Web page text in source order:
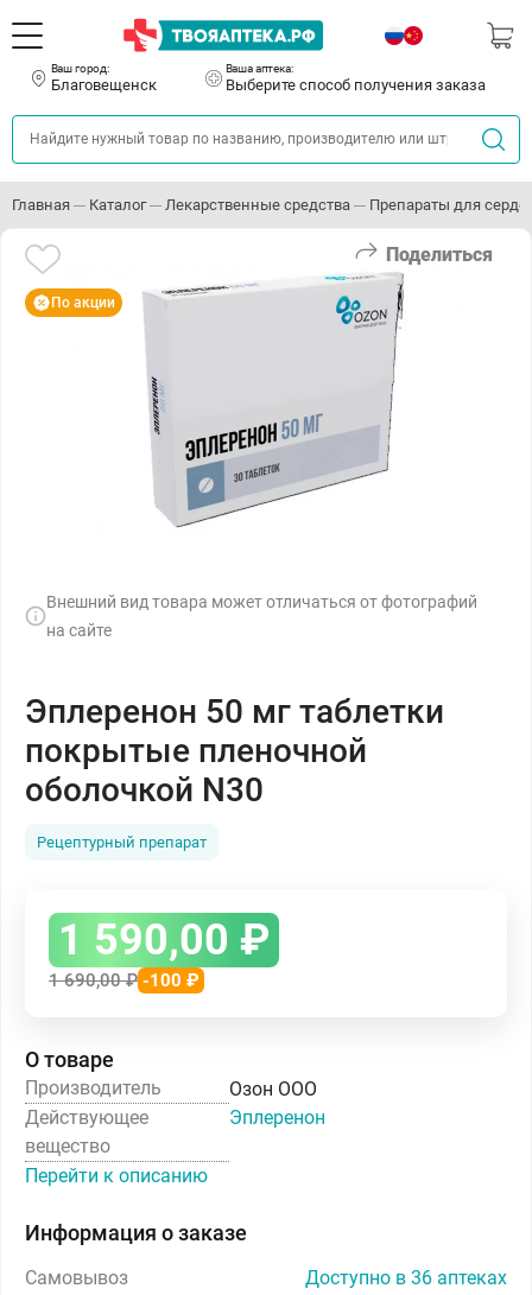
Ваш город:
Благовещенск
Ваша аптека:
Выберите способ получения заказа
Главная Каталог Лекарственные средства Препараты для
Поделиться
По акции
Внешний вид товара может отличаться от фотографий
на сайте
Эплеренон 50 мг таблетки
покрытые пленочной
оболочкой N30
Рецептурный препарат
1 590,00 ₽
1 690,00₽ -100 ₽
О товаре
Производитель
Озон ООО
Действующее
вещество
Эплеренон
Перейти к описанию
Информация о заказе
Самовывоз Доступно в 36 аптеках